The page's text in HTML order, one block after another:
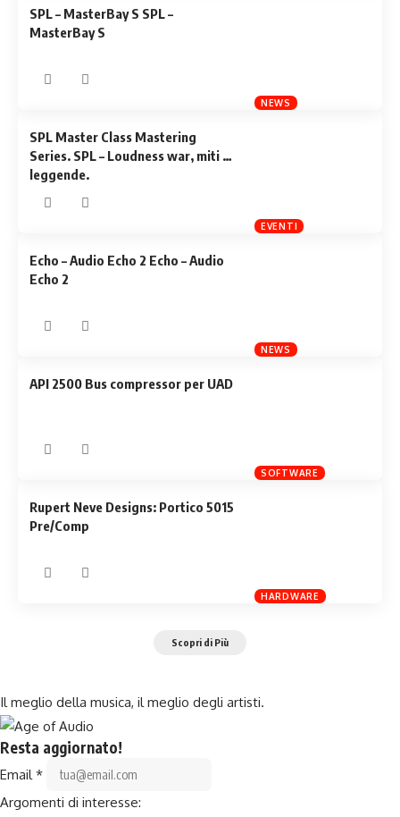
NEWS
SPL – MasterBay S SPL –
MasterBay S
EVENTI
SPL Master Class Mastering
Series. SPL – Loudness war, miti e
leggende.
NEWS
Echo – Audio Echo 2 Echo – Audio
Echo 2
SOFTWARE
API 2500 Bus compressor per UAD
HARDWARE
Rupert Neve Designs: Portico 5015
Pre/Comp
Scopri di Più
Il meglio della musica, il meglio degli artisti.
Resta aggiornato!
Email*
Argomenti di interesse: